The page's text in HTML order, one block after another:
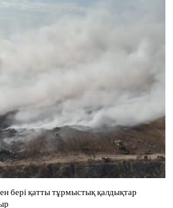
бері қатты тұрмыстық қалдықтар